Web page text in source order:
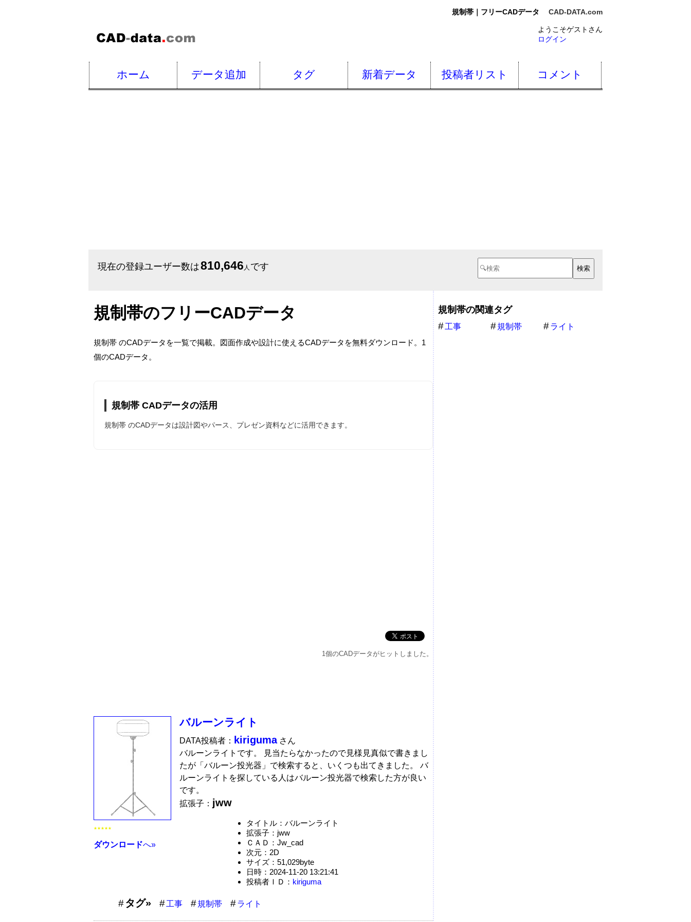
規制帯｜フリーCADデータ CAD-DATA.com
ようこそゲストさん
ログイン
ホーム データ追加 タグ 新着データ 投稿者リスト コメント
現在の登録ユーザー数は810,646 人 です
規制帯のフリーCADデータ
規制帯 のCADデータを一覧で掲載。図面作成や設計に使えるCADデータを無料ダウンロード。1
個のCADデータ。
規制帯 CADデータの活用
規制帯 のCADデータは設計図やパース、プレゼン資料などに活用できます。
1個のCADデータがヒットしました。
★★★★★
ダウンロードへ»
バルーンライト
DATA投稿者： kirigumaさん
バルーンライトです。 見当たらなかったので見様見真似で書きまし
たが「バルーン投光器」で検索すると、いくつも出てきました。 バ
ルーンライトを探している人はバルーン投光器で検索した方が良い
です。
拡張子： jww
タイトル：バルーンライト
拡張子：jww
ＣＡＤ：Jw_cad
次元：2D
サイズ：51,029byte
日時：2024-11-20 13:21:41
投稿者ＩＤ： kiriguma
タグ» 工事 規制帯 ライト
規制帯の関連タグ
工事 規制帯 ライト